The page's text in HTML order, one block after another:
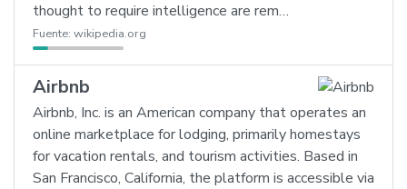
thought to require intelligence are rem…
Fuente: wikipedia.org
Airbnb
Airbnb, Inc. is an American company that operates an
online marketplace for lodging, primarily homestays
for vacation rentals, and tourism activities. Based in
San Francisco, California, the platform is accessible via